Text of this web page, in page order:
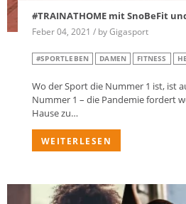
#TRAINATHOME mit SnoBeFit
Feber 04, 2021 / by Gigasport
#SPORTLEBEN DAMEN FITNESS
Wo der Sport die Nummer 1 ist, ist
Nummer 1 – die Pandemie fordert
Hause zu…
WEITERLESEN